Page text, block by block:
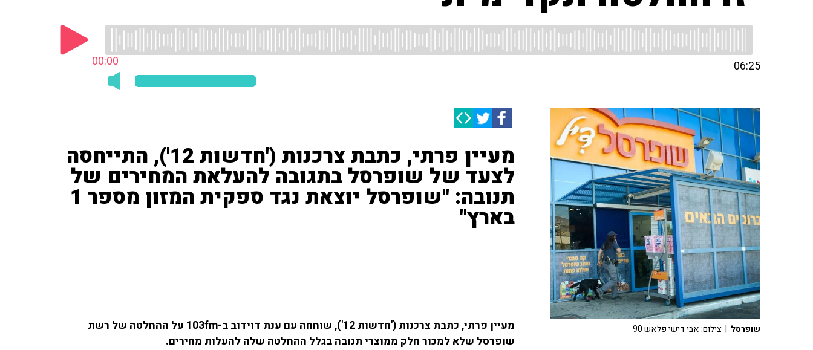
00:00 06:25
מעיין פרתי, כתבת צרכנות ('חדשות 12'), התייחסה
לצעד של שופרסל בתגובה להעלאת המחירים של
תנובה: "שופרסל יוצאת נגד ספקית המזון מספר 1
בארץ"
מעיין פרתי, כתבת צרכנות ('חדשות 12'), שוחחה עם ענת דוידוב ב-103fm על ההחלטה של רשת
שופרסל שלא למכור חלק ממוצרי תנובה בגלל ההחלטה שלה להעלות מחירים.
שופרסל | צילום: אבי דישי פלאש 90